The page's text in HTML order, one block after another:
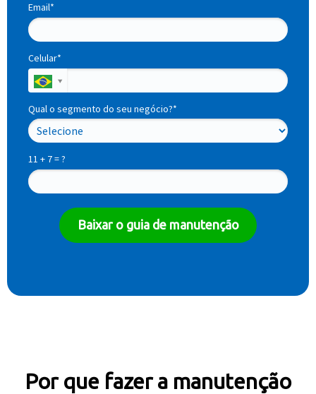
Email*
Celular*
Qual o segmento do seu negócio?*
11 + 7 = ?
Baixar o guia de manutenção
Por que fazer a manutenção